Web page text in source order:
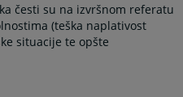
česti su na izvršnom referatu
(teška naplativost
situacije te opšte